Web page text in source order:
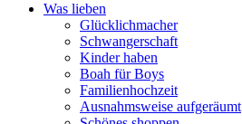
Was lieben
Glücklichmacher
Schwangerschaft
Kinder haben
Boah für Boys
Familienhochzeit
Ausnahmsweise aufgeräumt